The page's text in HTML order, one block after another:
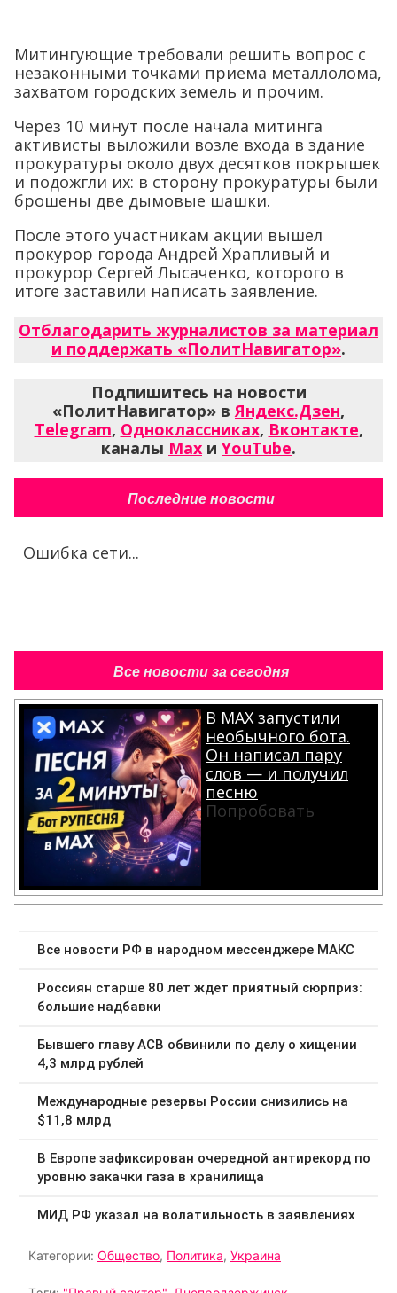
Митингующие требовали решить вопрос с
незаконными точками приема металлолома,
захватом городских земель и прочим.
Через 10 минут после начала митинга
активисты выложили возле входа в здание
прокуратуры около двух десятков покрышек
и подожгли их: в сторону прокуратуры были
брошены две дымовые шашки.
После этого участникам акции вышел
прокурор города Андрей Храпливый и
прокурор Сергей Лысаченко, которого в
итоге заставили написать заявление.
Отблагодарить журналистов за материал
и поддержать «ПолитНавигатор».
Подпишитесь на новости
«ПолитНавигатор» в Яндекс.Дзен,
Telegram, Одноклассниках, Вконтакте,
каналы Max и YouTube.
Последние новости
Ошибка сети...
Все новости за сегодня
В MAX запустили
необычного бота.
Он написал пару
слов — и получил
песню
Попробовать
Категории: Общество, Политика, Украина